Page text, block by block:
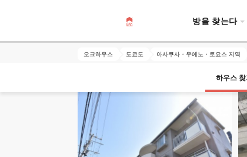
방을 찾는다
오크하우스 도쿄도 아사쿠사・우에노・토요스 지역
하우스 찾